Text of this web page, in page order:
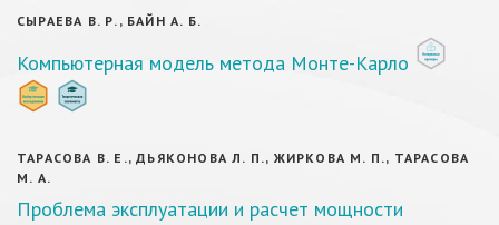
СЫРАЕВА В. Р., БАЙН А. Б.
Компьютерная модель метода Монте-Карло
ТАРАСОВА В. Е., ДЬЯКОНОВА Л. П., ЖИРКОВА М. П., ТАРАСОВА
М. А.
Проблема эксплуатации и расчет мощности